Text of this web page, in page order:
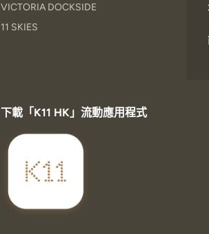
VICTORIA DOCKSIDE
11 SKIES
下載「K11 HK」流動應用程式